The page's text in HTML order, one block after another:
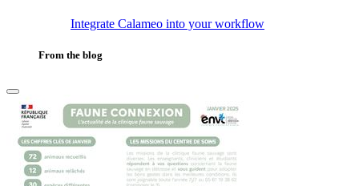
Integrate Calameo into your workflow
From the blog